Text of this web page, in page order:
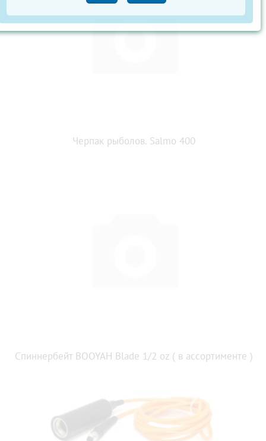
Черпак рыболов. Salmo 400
Спиннербейт BOOYAH Blade 1/2 oz ( в ассортименте )